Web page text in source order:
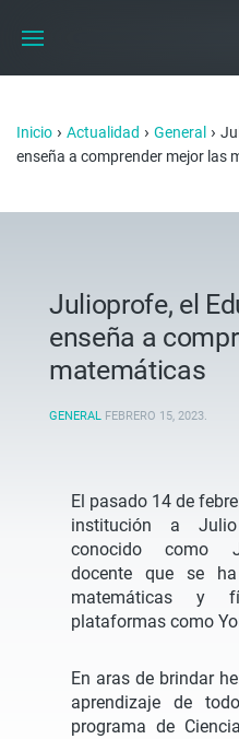
Inicio › Actualidad › General ›
enseña a comprender mejor las
Julioprofe, el
enseña a
matemáticas
GENERAL FEBRERO 15, 2023.
El pasado 14 de
institución a
conocido como
docente que se
matemáticas y
plataformas como
En aras de brindar
aprendizaje de
programa de